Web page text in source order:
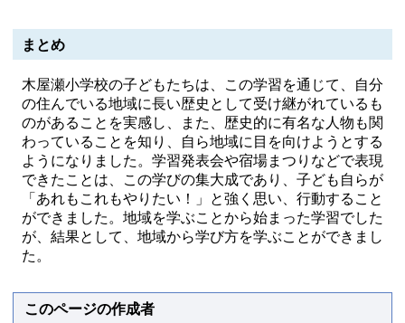
まとめ
木屋瀬小学校の子どもたちは、この学習を通じて、自分
の住んでいる地域に長い歴史として受け継がれているも
のがあることを実感し、また、歴史的に有名な人物も関
わっていることを知り、自ら地域に目を向けようとする
ようになりました。学習発表会や宿場まつりなどで表現
できたことは、この学びの集大成であり、子ども自らが
「あれもこれもやりたい！」と強く思い、行動すること
ができました。地域を学ぶことから始まった学習でした
が、結果として、地域から学び方を学ぶことができまし
た。
このページの作成者